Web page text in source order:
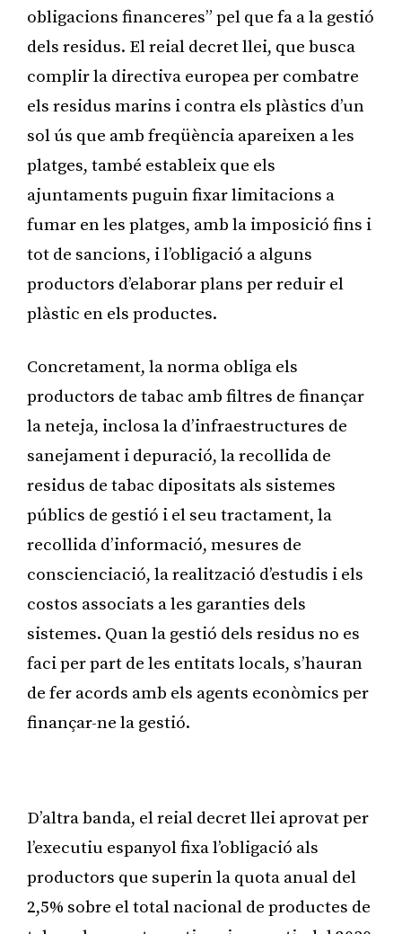
obligacions financeres” pel que fa a la gestió
dels residus. El reial decret llei, que busca
complir la directiva europea per combatre
els residus marins i contra els plàstics d’un
sol ús que amb freqüència apareixen a les
platges, també estableix que els
ajuntaments puguin fixar limitacions a
fumar en les platges, amb la imposició fins i
tot de sancions, i l’obligació a alguns
productors d’elaborar plans per reduir el
plàstic en els productes.
Concretament, la norma obliga els
productors de tabac amb filtres de finançar
la neteja, inclosa la d’infraestructures de
sanejament i depuració, la recollida de
residus de tabac dipositats als sistemes
públics de gestió i el seu tractament, la
recollida d’informació, mesures de
conscienciació, la realització d’estudis i els
costos associats a les garanties dels
sistemes. Quan la gestió dels residus no es
faci per part de les entitats locals, s’hauran
de fer acords amb els agents econòmics per
finançar-ne la gestió.
D’altra banda, el reial decret llei aprovat per
l’executiu espanyol fixa l’obligació als
productors que superin la quota anual del
2,5% sobre el total nacional de productes de